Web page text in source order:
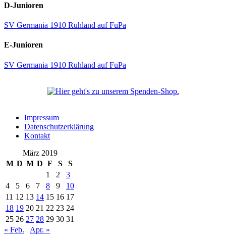
D-Junioren
SV Germania 1910 Ruhland auf FuPa
E-Junioren
SV Germania 1910 Ruhland auf FuPa
Impressum
Datenschutzerklärung
Kontakt
März 2019
M D M D F S
S
1
2
3
4
5 6 7 8 9
10
11 12 13 14 15 16 17
18 19 20 21 22 23 24
25 26 27 28 29 30 31
« Feb.
Apr. »